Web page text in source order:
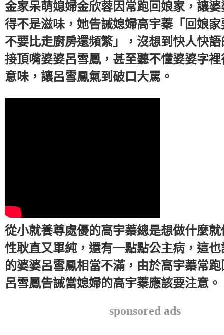
金家呆萌媳婦金欣蓉因常跑回娘家，讓
得不是滋味，她告誡媳婦高宇蓁「回娘
不要比走廚房還頻繁」，沒想到快人快
接頂嘴婆婆呂雪鳳，甚至聽不懂婆婆字
意味，讓呂雪鳳氣到破口大罵。
從小就養尊處優的高宇蓁總是想做什麼
性耿直又單純，還有一點點公主病，這
的婆婆呂雪鳳相當不滿，由於高宇蓁常
呂雪鳳告誡當媳婦的高宇蓁應該要注意。
sponsored ads